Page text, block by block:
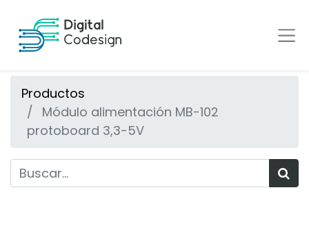
Productos
Módulo alimentación MB-102
protoboard 3,3-5V